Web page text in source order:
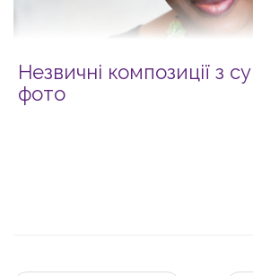
Незвичні композиції з
фото